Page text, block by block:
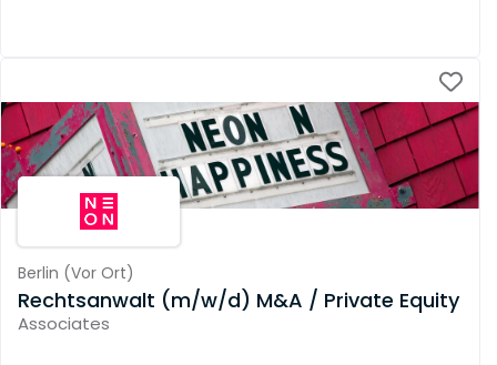
Berlin (Vor Ort)
Rechtsanwalt (m/w/d) M&A / Private Equity
Associates